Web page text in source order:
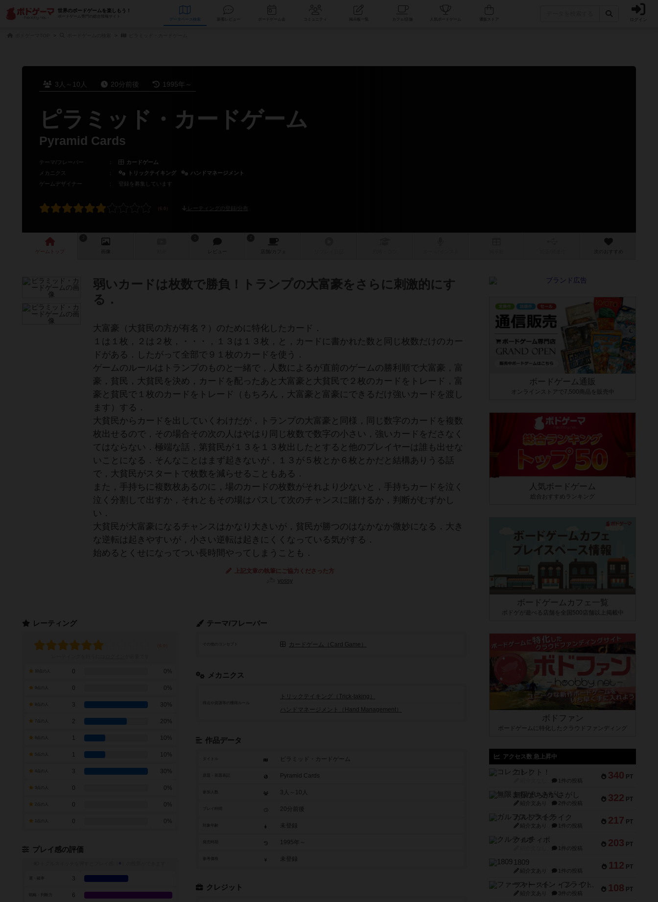
世界のボードゲームを楽しもう！
ボードゲーム専門の総合情報サイト
データベース コミュニティ 人気ボードゲーム ログイン
3人～10人 20分前後 1995年～
ピラミッド・カードゲーム
Pyramid Cards
テーマ/フレーバー ：
カードゲーム
メカニクス
： トリックテイキング
ハンドマネージメント
ゲームデザイナー
： 登録を募集しています
レーティングの登録/分布
ゲーム 画像 レビュー 店舗/ カフェ 次のおすすめ
弱いカードは枚数で勝負！トランプの大富豪をさらに刺激的にす
る．
大富豪（大貧民の方が有名？）のために特化したカード．
１は１枚，２は２枚，・・・，１３は１３枚，と，カードに書かれた数と同じ枚数だけのカー
ドがある．したがって全部で９１枚のカードを使う．
ゲームのルールはトランプのものと一緒で，人数によるが直前のゲームの勝利順で大富豪，富
豪，貧民，大貧民を決め，カードを配ったあと大富豪と大貧民で２枚のカードをトレード，富
豪と貧民で１枚のカードをトレード（もちろん，大富豪と富豪にできるだけ強いカードを渡し
ます）する．
大貧民からカードを出していくわけだが，トランプの大富豪と同様，同じ数字のカードを複数
枚出せるので，その場合その次の人はやはり同じ枚数で数字の小さい，強いカードをださなく
てはならない．極端な話，第貧民が１３を１３枚出したとすると他のプレイヤーは誰も出せな
いことになる．そんなことはまず起きないが，１３が５枚とか６枚とかだと結構ありうる話
で，大貧民がスタートで枚数を減らせることもある．
また，手持ちに複数枚あるのに，場のカードの枚数がそれより少ないと，手持ちカードを泣く
泣く分割して出すか，それともその場はパスして次のチャンスに賭けるか，判断がむずかし
い．
大貧民が大富豪になるチャンスはかなり大きいが，貧民が勝つのはなかなか微妙になる．大き
な逆転は起きやすいが，小さい逆転は起きにくくなっている気がする．
始めるとくせになってつい長時間やってしまうことも．
上記文章の執筆にご協力くださった方
yossy
テーマ/フレーバー
その他のコンセプト カードゲーム（Card Game）
メカニクス
トリックテイキング（Trick-taking）
ハンドマネージメント（Hand Management）
作品データ
タイトル ピラミッド・カードゲーム
Pyramid Cards
参加人数 3人～10人
20分前後
未登録
1995年～
参考価格 未登録
クレジット
レーティング
0 0%
0 0%
3 30%
7点の人 2 20%
1 10%
1 10%
3 30%
0 0%
0 0%
0 0%
プレイ感の評価
※
3
戦略・判断力 6
ボードゲーム通販
オンラインストアで7,500商品を販売中
人気ボードゲーム
総合おすすめランキング
ボードゲームカフェ一覧
ボドゲが遊べる店舗を全国500店舗以上掲載中
ボドファン
ボードゲームに特化したクラウドファンディング
アクセス数 急上昇中
340 PT
コレクト！
1件の投稿
322 PT
無限まちがいさがし
紹介文あり 2件の投稿
217 PT
ガルフストライク
紹介文あり 1件の投稿
203 PT
クルティボ
1件の投稿
112 PT
1809
紹介文あり 1件の投稿
108 PT
ファースト・イン・フライト
紹介文あり 3件の投稿